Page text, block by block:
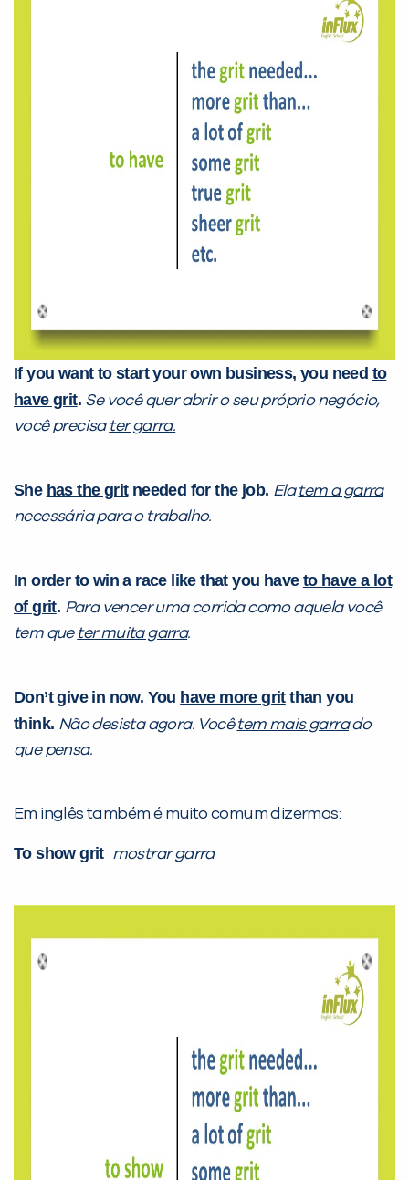
If you want to start your own business, you need to
have grit. Se você quer abrir o seu próprio negócio,
você precisa ter garra.
She has the gritneeded for the job. Elatem a garra
necessária para o trabalho.
In order to win a race like that you have to have a lot
of grit. Para vencer uma corrida como aquela você
tem que ter muita garra.
Don’t give in now. You have more gritthan you
think. Não desista agora. Vocêtem mais garrado
que pensa.
Em inglês também é muito comum dizermos:
To showgrit mostrar garra
com a
Você é aluno inFlux?
VOLTAR